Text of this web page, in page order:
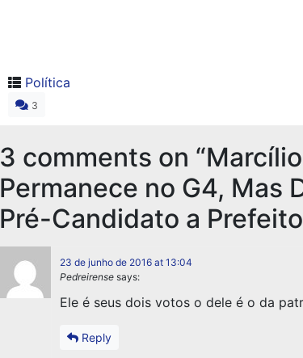
Política
3
3 comments on “
Permanece no G4, Mas
Pré-Candidato a
23 de junho de 2016 at 13:04
Pedreirense says:
Ele é seus dois votos o dele é o da
Reply